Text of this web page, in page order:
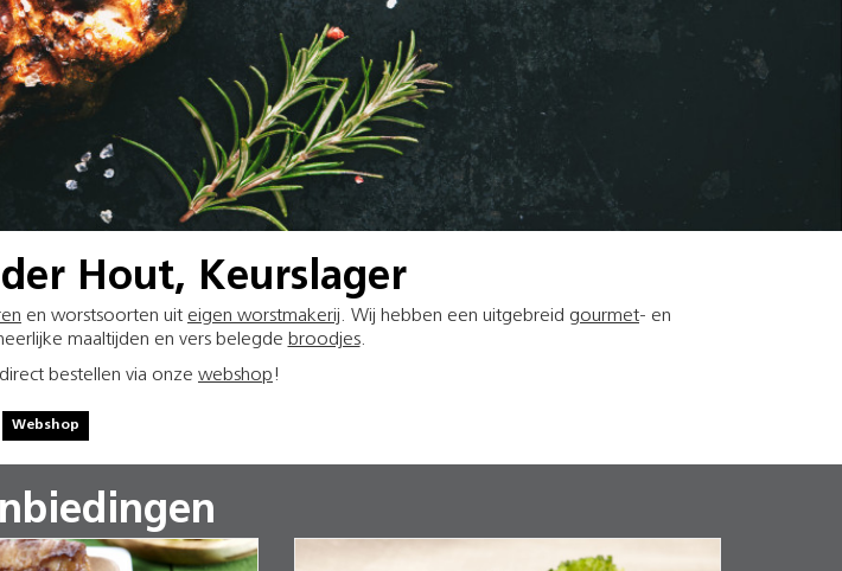
Hout, Keurslager
en worstsoorten uit eigen worstmakerij. Wij hebben een uitgebreid gourmet- en
maaltijden en vers belegde broodjes.
bestellen via onze webshop!
Webshop